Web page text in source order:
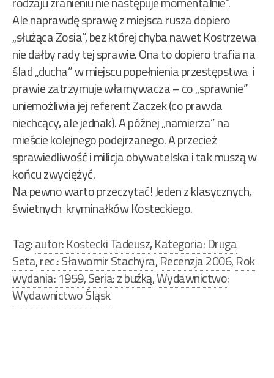
Ale naprawdę sprawę z miejsca rusza dopiero
„służąca Zosia”, bez której chyba nawet Kostrzewa
nie dałby rady tej sprawie. Ona to dopiero trafia na
ślad „ducha” w miejscu popełnienia przestępstwa i
prawie zatrzymuje włamywacza – co „sprawnie”
uniemożliwia jej referent Zaczek (co prawda
niechcący, ale jednak). A późnej „namierza” na
mieście kolejnego podejrzanego. A przecież
sprawiedliwość i milicja obywatelska i tak muszą w
końcu zwyciężyć.
Na pewno warto przeczytać! Jeden z klasycznych,
świetnych kryminałków Kosteckiego.
Tag:autor: Kostecki Tadeusz,Kategoria: Druga
Seta,rec.: Sławomir Stachyra,Recenzja 2006,Rok
wydania: 1959,Seria: z buźką,Wydawnictwo:
Wydawnictwo Śląsk